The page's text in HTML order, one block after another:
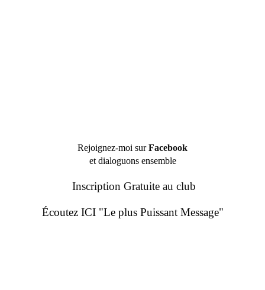
Rejoignez-moi surFacebook
et dialoguons ensemble
Inscription Gratuite au club
Écoutez ICI "Le plus Puissant Message"